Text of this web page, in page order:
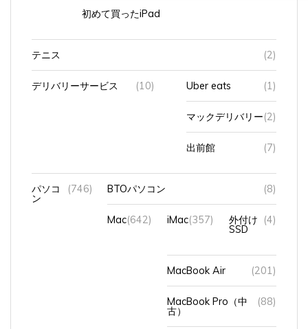
初めて買ったiPad
テニス (2)
デリバリーサービス (10) Uber eats (1)
マックデリバリー (2)
出前館 (7)
パソコ
ン
(746) BTOパソコン (8)
Mac (642) iMac (357) 外付け
SSD
(4)
MacBook Air (201)
MacBook Pro（中
古）
(88)